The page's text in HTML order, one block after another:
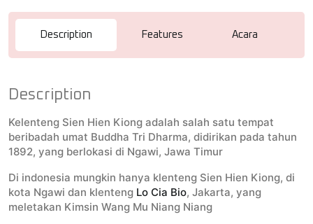
Description Features Acara
Description
Kelenteng Sien Hien Kiong adalah salah satu tempat
beribadah umat Buddha Tri Dharma, didirikan pada tahun
1892, yang berlokasi di Ngawi, Jawa Timur
Di indonesia mungkin hanya klenteng Sien Hien Kiong, di
kota Ngawi dan klenteng Lo Cia Bio, Jakarta, yang
meletakan Kimsin Wang Mu Niang Niang